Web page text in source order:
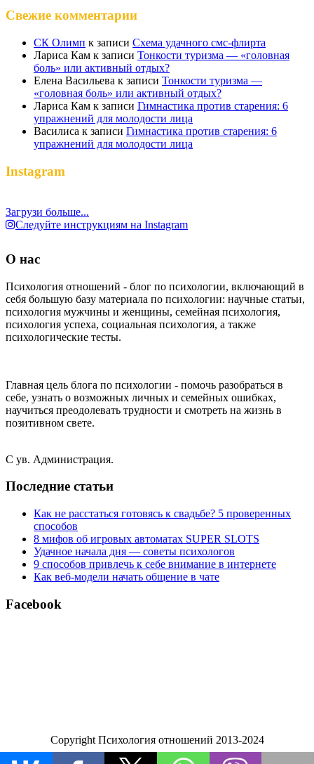
Свежие комментарии
СК Олимп к записи Схема удачного смс-флирта
Лариса Кам к записи Тонкости туризма — «головная
боль» или активный отдых?
Елена Васильева к записи Тонкости туризма —
«головная боль» или активный отдых?
Лариса Кам к записи Гимнастика против старения: 6
упражнений для молодости лица
Василиса к записи Гимнастика против старения: 6
упражнений для молодости лица
Instagram
Загрузи больше...
Следуйте инструкциям на Instagram
О нас
Психология отношений - блог по психологии, включающий в
себя большую базу материала по психологии: научные статьи,
психология мужчины и женщины, семейная психология,
психология успеха, социальная психология, а также
психологические тесты.
Главная цель блога по психологии - помочь разобраться в
себе, узнать о возможных личных и семейных ошибках,
научиться преодолевать трудности и смотреть на жизнь в
позитивном свете.
С ув. Администрация.
Последние статьи
Как не расстаться готовясь к свадьбе? 5 проверенных
способов
8 мифов об игровых автоматах SUPER SLOTS
Удачное начала дня — советы психологов
9 способов привлечь к себе внимание в интернете
Как веб-модели начать общение в чате
Facebook
Copyright Психология отношений 2013-2024